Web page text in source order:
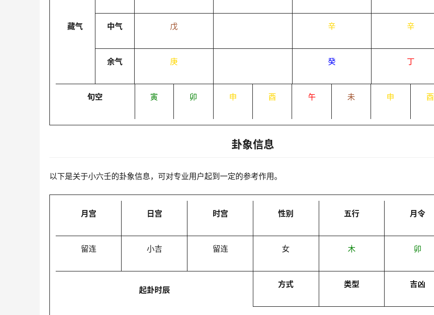
藏气 中气 戊 辛 辛
余气 庚 癸 丁
旬空 寅 卯 申 酉 午 未 申 酉
卦象信息
以下是关于小六壬的卦象信息，可对专业用户起到一定的参考作用。
月宫 日宫 时宫 性别 五行 月令
留连 小吉 留连 女 木 卯
起卦时辰
方式 类型 吉凶